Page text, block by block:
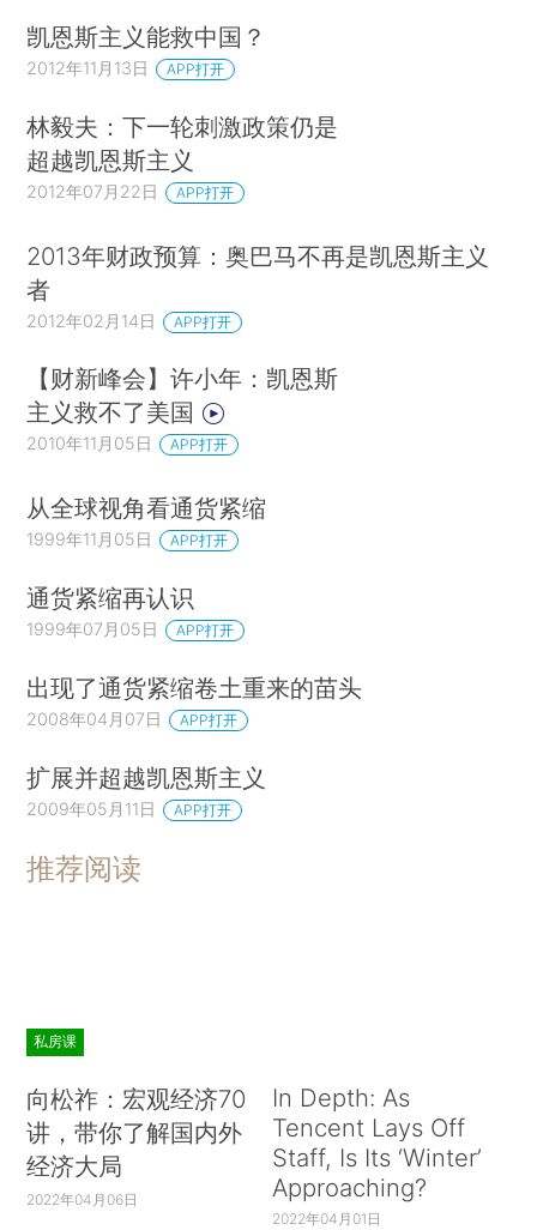
凯恩斯主义能救中国？
2012年11月13日 APP打开
林毅夫：下一轮刺激政策仍是
超越凯恩斯主义
2012年07月22日 APP打开
2013年财政预算：奥巴马不再是凯恩斯主义
者
2012年02月14日 APP打开
【财新峰会】许小年：凯恩斯
主义救不了美国
2010年11月05日 APP打开
从全球视角看通货紧缩
1999年11月05日 APP打开
通货紧缩再认识
1999年07月05日 APP打开
出现了通货紧缩卷土重来的苗头
2008年04月07日 APP打开
扩展并超越凯恩斯主义
2009年05月11日 APP打开
推荐阅读
私房课
向松祚：宏观经济70
讲，带你了解国内外
经济大局
2022年04月06日
In Depth: As
Tencent Lays Off
Staff, Is Its ‘Winter’
Approaching?
2022年04月01日